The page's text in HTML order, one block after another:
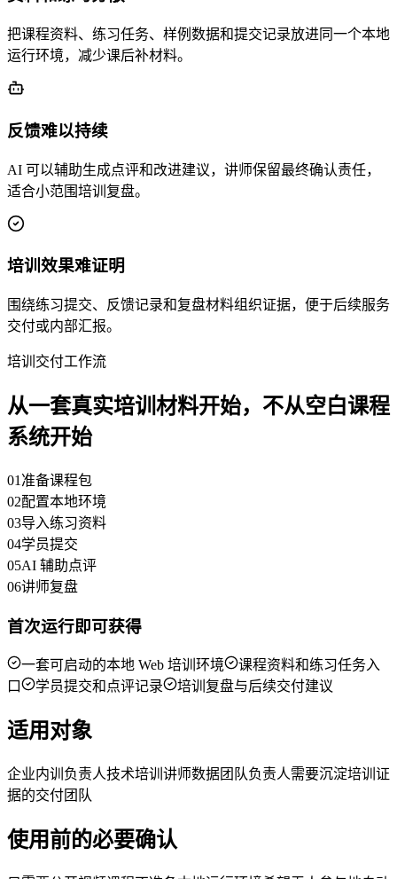
把课程资料、练习任务、样例数据和提交记录放进同一个本地
运行环境，减少课后补材料。
反馈难以持续
AI 可以辅助生成点评和改进建议，讲师保留最终确认责任，
适合小范围培训复盘。
培训效果难证明
围绕练习提交、反馈记录和复盘材料组织证据，便于后续服务
交付或内部汇报。
培训交付工作流
从一套真实培训材料开始，不从空白课程
系统开始
01 准备课程包
02配置本地环境
03导入练习资料
04学员提交
05AI 辅助点评
06讲师复盘
首次运行即可获得
一套可启动的本地 Web 培训环境
课程资料和练习任务入
口
学员提交和点评记录 培训复盘与后续交付建议
适用对象
企业内训负责人技术培训讲师数据团队负责人需要沉淀培训证
据的交付团队
使用前的必要确认